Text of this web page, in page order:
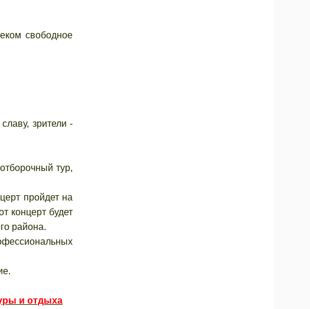
свободное
зрители -
тур,
пройдет на
концерт будет
района.
и отдыха